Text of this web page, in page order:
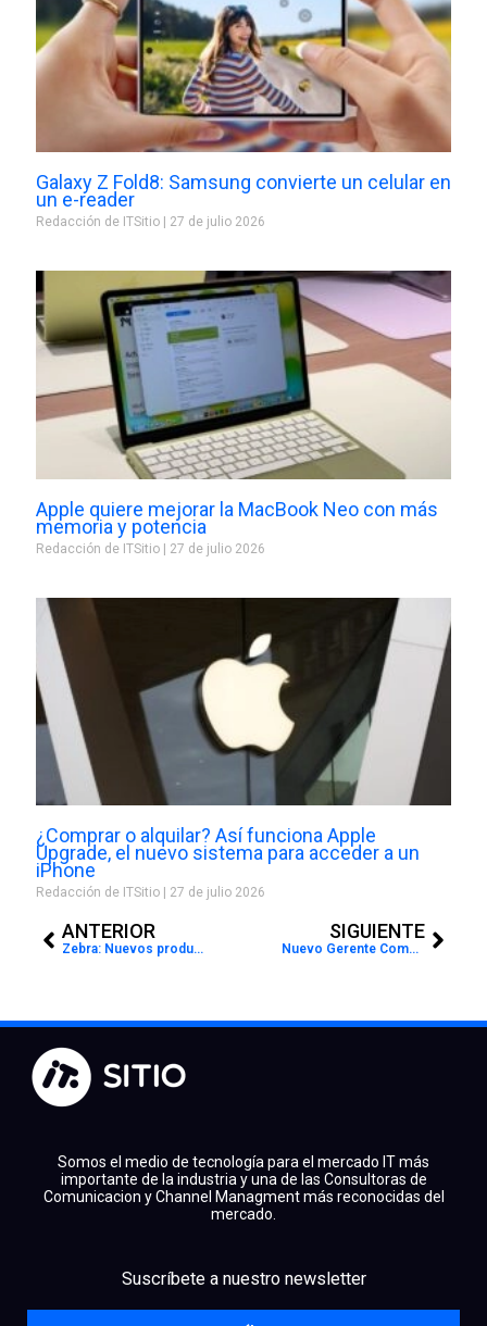
Galaxy Z Fold8: Samsung convierte un celular en
un e-reader
Redacción de ITSitio 27 de julio 2026
Apple quiere mejorar la MacBook Neo con más
memoria y potencia
Redacción de ITSitio 27 de julio 2026
¿Comprar o alquilar? Así funciona Apple
Upgrade, el nuevo sistema para acceder a un
iPhone
Redacción de ITSitio 27 de julio 2026
ANTERIOR
Zebra: Nuevos productos, el mismo ADN
SIGUIENTE
Nuevo Gerente Comercial de verticales de salud y educación en Ricoh Argentina
Somos el medio de tecnología para el mercado IT más
importante de la industria y una de las Consultoras de
Comunicacion y Channel Managment más reconocidas del
mercado.
Suscríbete a nuestro newsletter
linkedinyoutubeinstagram
spotify